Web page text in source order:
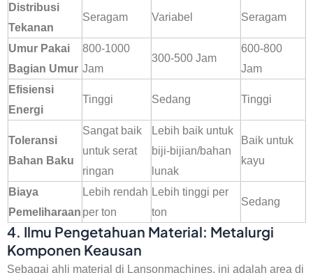
Distribusi
Tekanan
Seragam Variabel Seragam
Umur Pakai
Bagian Umur
800-1000
Jam
300-500 Jam
600-800
Jam
Efisiensi
Energi
Tinggi Sedang Tinggi
Toleransi
Bahan Baku
Sangat baik
untuk serat
ringan
Lebih baik untuk
biji-bijian/bahan
lunak
Baik untuk
kayu
Biaya
Pemeliharaan
Lebih rendah
per ton
Lebih tinggi per
ton
Sedang
4. Ilmu Pengetahuan Material: Metalurgi
Komponen Keausan
Sebagai ahli material di Lansonmachines, ini adalah area di